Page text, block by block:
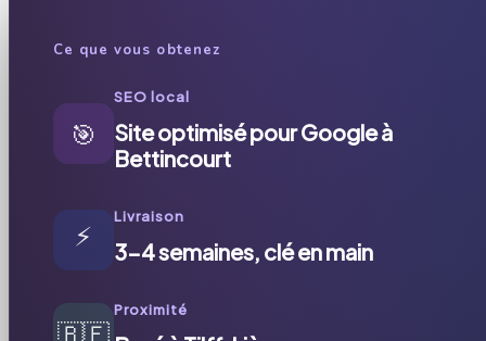
Ce que vous obtenez
🎯
SEO local
Site optimisé pour Google à
Bettincourt
⚡
Livraison
3-4 semaines, clé en main
🇧🇪
Proximité